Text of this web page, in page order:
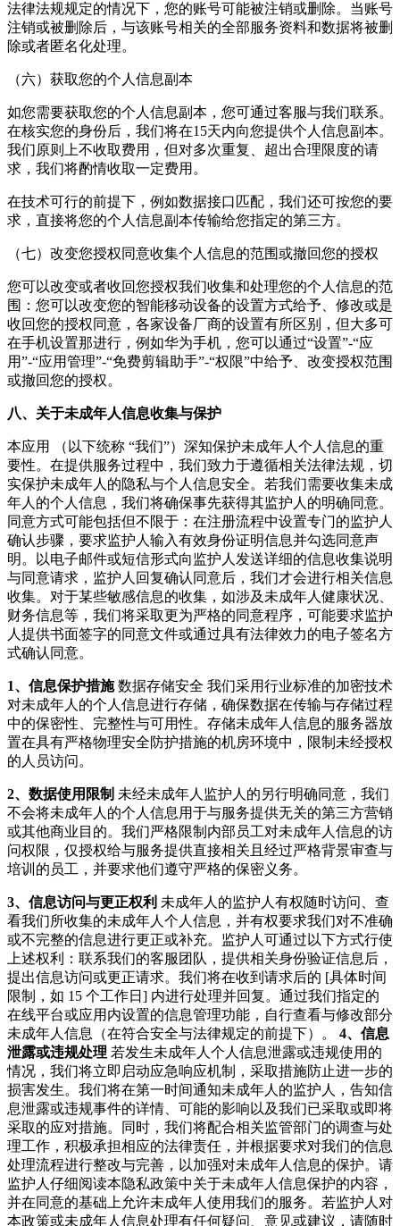
法律法规规定的情况下，您的账号可能被注销或删除。当账号
注销或被删除后，与该账号相关的全部服务资料和数据将被删
除或者匿名化处理。
（六）获取您的个人信息副本
如您需要获取您的个人信息副本，您可通过客服与我们联系。
在核实您的身份后，我们将在15天内向您提供个人信息副本。
我们原则上不收取费用，但对多次重复、超出合理限度的请
求，我们将酌情收取一定费用。
在技术可行的前提下，例如数据接口匹配，我们还可按您的要
求，直接将您的个人信息副本传输给您指定的第三方。
（七）改变您授权同意收集个人信息的范围或撤回您的授权
您可以改变或者收回您授权我们收集和处理您的个人信息的范
围：您可以改变您的智能移动设备的设置方式给予、修改或是
收回您的授权同意，各家设备厂商的设置有所区别，但大多可
在手机设置那进行，例如华为手机，您可以通过“设置”-“应
用”-“应用管理”-“免费剪辑助手”-“权限”中给予、改变授权范围
或撤回您的授权。
八、关于未成年人信息收集与保护
本应用 （以下统称 “我们”）深知保护未成年人个人信息的重
要性。在提供服务过程中，我们致力于遵循相关法律法规，切
实保护未成年人的隐私与个人信息安全。若我们需要收集未成
年人的个人信息，我们将确保事先获得其监护人的明确同意。
同意方式可能包括但不限于：在注册流程中设置专门的监护人
确认步骤，要求监护人输入有效身份证明信息并勾选同意声
明。以电子邮件或短信形式向监护人发送详细的信息收集说明
与同意请求，监护人回复确认同意后，我们才会进行相关信息
收集。对于某些敏感信息的收集，如涉及未成年人健康状况、
财务信息等，我们将采取更为严格的同意程序，可能要求监护
人提供书面签字的同意文件或通过具有法律效力的电子签名方
式确认同意。
1、信息保护措施数据存储安全 我们采用行业标准的加密技术
对未成年人的个人信息进行存储，确保数据在传输与存储过程
中的保密性、完整性与可用性。存储未成年人信息的服务器放
置在具有严格物理安全防护措施的机房环境中，限制未经授权
的人员访问。
2、数据使用限制 未经未成年人监护人的另行明确同意，我们
不会将未成年人的个人信息用于与服务提供无关的第三方营销
或其他商业目的。我们严格限制内部员工对未成年人信息的访
问权限，仅授权给与服务提供直接相关且经过严格背景审查与
培训的员工，并要求他们遵守严格的保密义务。
3、信息访问与更正权利 未成年人的监护人有权随时访问、查
看我们所收集的未成年人个人信息，并有权要求我们对不准确
或不完整的信息进行更正或补充。监护人可通过以下方式行使
上述权利：联系我们的客服团队，提供相关身份验证信息后，
提出信息访问或更正请求。我们将在收到请求后的 [具体时间
限制，如 15 个工作日] 内进行处理并回复。通过我们指定的
在线平台或应用内设置的信息管理功能，自行查看与修改部分
未成年人信息（在符合安全与法律规定的前提下）。 4、信息
泄露或违规处理 若发生未成年人个人信息泄露或违规使用的
情况，我们将立即启动应急响应机制，采取措施防止进一步的
损害发生。我们将在第一时间通知未成年人的监护人，告知信
息泄露或违规事件的详情、可能的影响以及我们已采取或即将
采取的应对措施。同时，我们将配合相关监管部门的调查与处
理工作，积极承担相应的法律责任，并根据要求对我们的信息
处理流程进行整改与完善，以加强对未成年人信息的保护。请
监护人仔细阅读本隐私政策中关于未成年人信息保护的内容，
并在同意的基础上允许未成年人使用我们的服务。若监护人对
本政策或未成年人信息处理有任何疑问、意见或建议，请随时